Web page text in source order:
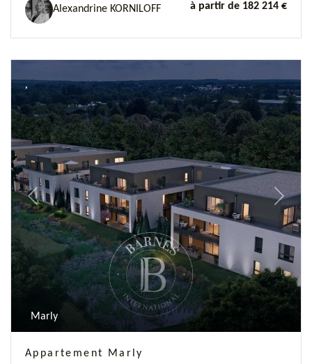
Alexandrine KORNILOFF à partir de 182 214 €
Previous Next
Marly
Appartement Marly